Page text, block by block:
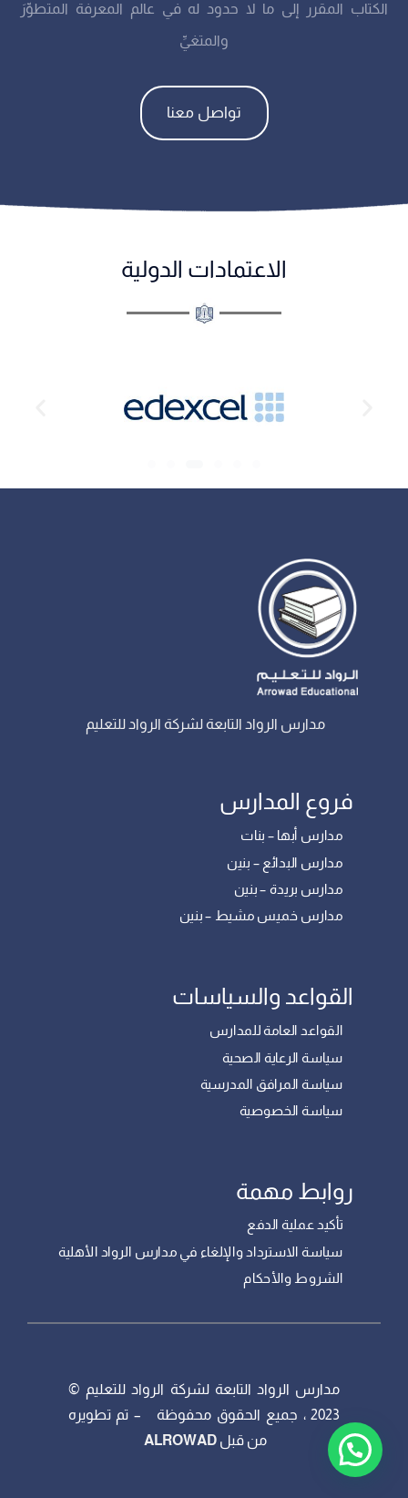
الكتاب المقرر إلى ما لا حدود له في عالم المعرفة المتطوِّرَ
والمتغيِّ
تواصل معنا
الاعتمادات الدولية
مدارس الرواد التابعة لشركة الرواد للتعليم
فروع المدارس
مدارس أبها – بنات
مدارس البدائع – بنين
مدارس بريدة – بنين
مدارس خميس مشيط – بنين
القواعد والسياسات
القواعد العامة للمدارس
سياسة الرعاية الصحية
سياسة المرافق المدرسية
سياسة الخصوصية
روابط مهمة
تأكيد عملية الدفع
سياسة الاسترداد والإلغاء في مدارس الرواد الأهلية
الشروط والأحكام
مدارس الرواد التابعة لشركة الرواد للتعليم ©
2023 ، جميع الحقوق محفوظة – تم تطويره
من قبل ALROWAD